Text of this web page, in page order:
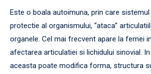
Este o boala autoimuna, prin care sistemul
protectie al organismului, “ataca”
organele. Cel mai frecvent apare la femei
afectarea articulatiei si lichidului sinovial.
aceasta poate modifica forma, structura